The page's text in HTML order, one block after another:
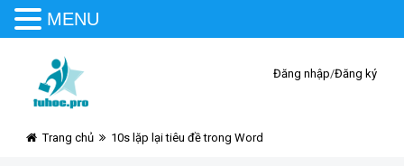
Đăng nhập/Đăng ký
Trang chủ 10s lặp lại tiêu đề trong Word
MENU